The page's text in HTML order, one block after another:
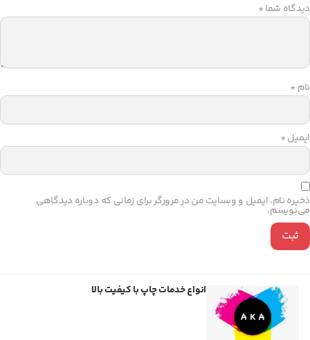
دیدگاه شما*
نام *
ایمیل*
ذخیره نام، ایمیل و وبسایت من در مرورگر برای زمانی که دوباره دیدگاهی
می‌نویسم.
انواع خدمات چاپ با کیفیت بالا